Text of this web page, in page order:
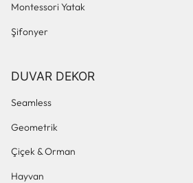
Montessori Yatak
Şifonyer
DUVAR DEKOR
Seamless
Geometrik
Çiçek & Orman
Hayvan